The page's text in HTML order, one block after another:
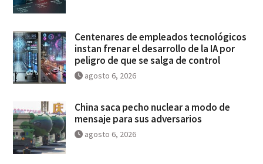
Centenares de empleados tecnológicos
instan frenar el desarrollo de la IA por
peligro de que se salga de control
agosto 6, 2026
China saca pecho nuclear a modo de
mensaje para sus adversarios
agosto 6, 2026